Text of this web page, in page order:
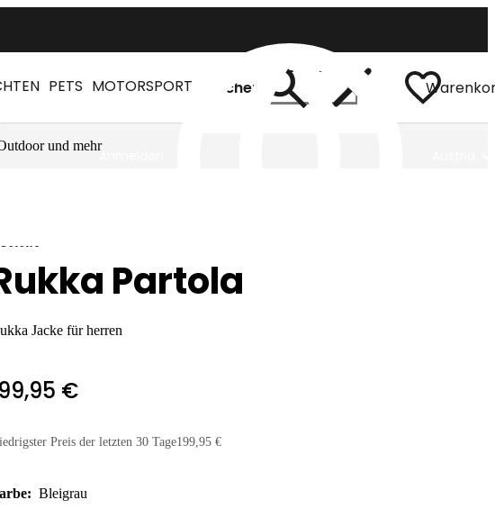
Anmelden
PETS MOTORSPORT Suchen
und mehr
Partola
Jacke für herren
€
Preis der letzten 30 Tage199,95 €
Bleigrau